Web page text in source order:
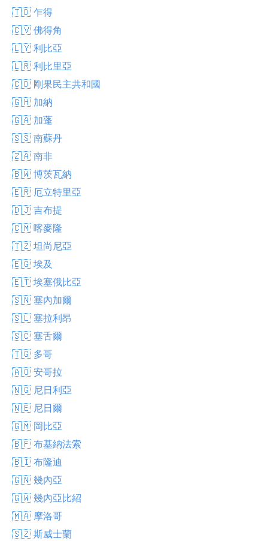
🇹🇩 乍得
🇨🇻 佛得角
🇱🇾 利比亞
🇱🇷 利比里亞
🇨🇩 剛果民主共和國
🇬🇭 加納
🇬🇦 加蓬
🇸🇸 南蘇丹
🇿🇦 南非
🇧🇼 博茨瓦納
🇪🇷 厄立特里亞
🇩🇯 吉布提
🇨🇲 喀麥隆
🇹🇿 坦尚尼亞
🇪🇬 埃及
🇪🇹 埃塞俄比亞
🇸🇳 塞內加爾
🇸🇱 塞拉利昂
🇸🇨 塞舌爾
🇹🇬 多哥
🇦🇴 安哥拉
🇳🇬 尼日利亞
🇳🇪 尼日爾
🇬🇲 岡比亞
🇧🇫 布基納法索
🇧🇮 布隆迪
🇬🇳 幾內亞
🇬🇼 幾內亞比紹
🇲🇦 摩洛哥
🇸🇿 斯威士蘭